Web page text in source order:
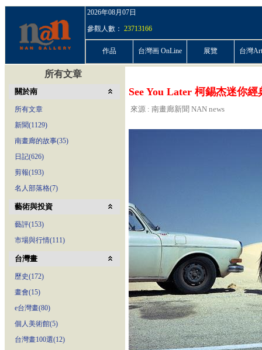
2026年08月07日
參觀人數： 23713166
作品 台灣画 OnLine 展覽 台灣
所有文章
關於南
所有文章
新聞(1129)
南畫廊的故事(35)
日記(626)
剪報(193)
名人部落格(7)
藝術與投資
藝評(153)
市場與行情(111)
台灣畫
歷史(172)
畫會(15)
e台灣畫(80)
個人美術館(5)
台灣畫100選(12)
See You Later 柯錫杰迷你
來源 : 南畫廊新聞 NAN news